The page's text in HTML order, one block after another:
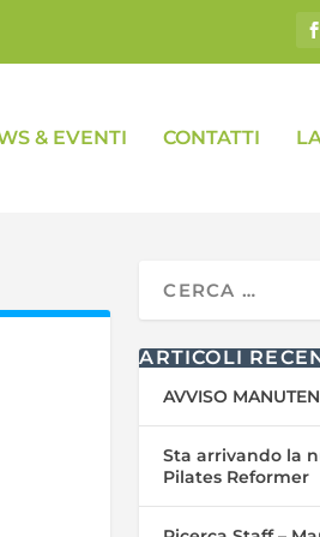
& EVENTI CONTATTI
ARTICOLI
AVVISO
Sta arrivando la
Pilates Reformer